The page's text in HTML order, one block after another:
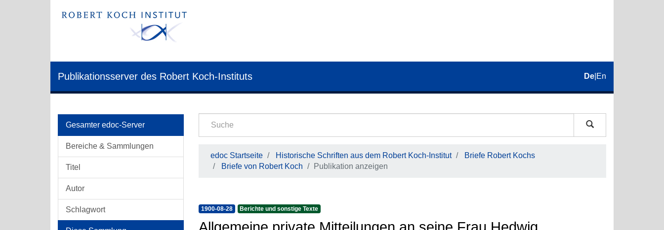
Publikationsserver des Robert Koch-Instituts De En
Gesamter edoc-Server
Bereiche & Sammlungen
Titel
Autor
Schlagwort
edoc Startseite Historische Schriften aus dem Robert Koch-Institut
Briefe Robert Kochs
Briefe von Robert Koch
Publikation anzeigen
1900-08-28 Berichte und sonstige Texte